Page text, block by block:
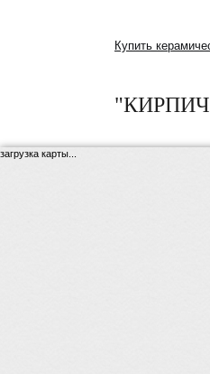
Купить
"КИРПИЧ
загрузка карты...